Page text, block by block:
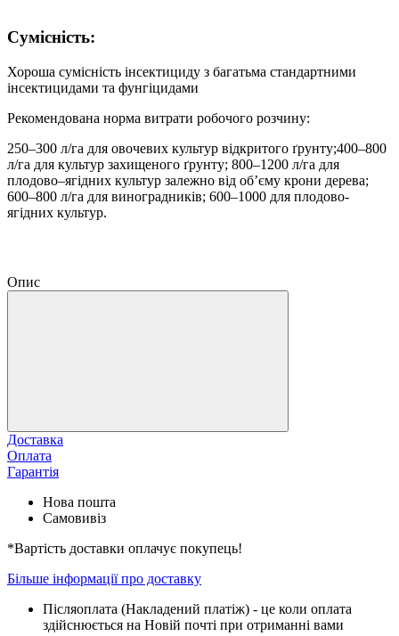
Сумісність:
Хороша сумісність інсектициду з багатьма стандартними
інсектицидами та фунгіцидами
Рекомендована норма витрати робочого розчину:
250–300 л/га для овочевих культур відкритого ґрунту;400–800
л/га для культур захищеного ґрунту; 800–1200 л/га для
плодово–ягідних культур залежно від об’єму крони дерева;
600–800 л/га для виноградників; 600–1000 для плодово-
ягідних культур.
Опис
Доставка
Оплата
Гарантія
Нова пошта
Самовивіз
*Вартість доставки оплачує покупець!
Більше інформації про доставку
Піcляоплата (Накладений платіж) - це коли оплата
здійснюється на Новій почті при отриманні вами